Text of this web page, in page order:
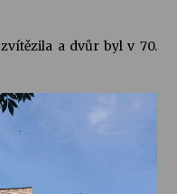
a dvůr byl v 70.